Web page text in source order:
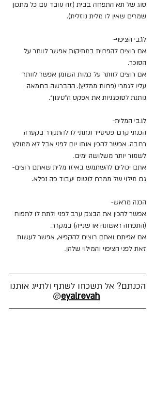
סוג של תא התפחה בבית (זה עובד עם כל מתכון
שמרים שאין לו מלית נוזלית).
לגבי הציפוי-
אם רוצים להפחית במתיקות אפשר לוותר על
הסוכר.
אם רוצים לוותר על כמות השומן אפשר לוותר
עליו לגמרי (פחות ממליץ). ההברשה בחמאה
נותנת לסופגניות את אפקט ה״טיגון״.
לגבי המלית-
הכנתי קרם פטיסייר ונתתי לו להתקרר בקערה
רחבה. אפשר להכין אותו יום לפני אבל לא ממולץ
לשמור יותר משלושה ימים.
אתם יכולים להשתמש באיזו מלית שאתם רוצים-
גם מילוי של ממרח לוטוס יעבוד פה נפלא.
הכנה מראש-
אפשר להכין את הבצק ערב לפני ולתת לו לתפוח
(התפחה ראשונה או שנייה) במקרר.
אם אפיתם ואתם רוצים להקפיא, אפשר לעשות
זאת לפני הציפוי והמילוי שלהן.
הכנתם? אל תשכחו לשתף ולתייג אותנו
@eyalrevah